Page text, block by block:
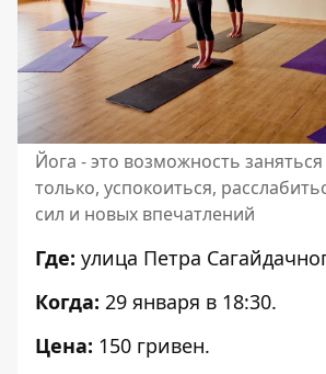
Йога - это возможность
только, успокоиться,
сил и новых впечатлений
Где: улица Петра
Когда: 29 января в 18:30.
Цена: 150 гривен.